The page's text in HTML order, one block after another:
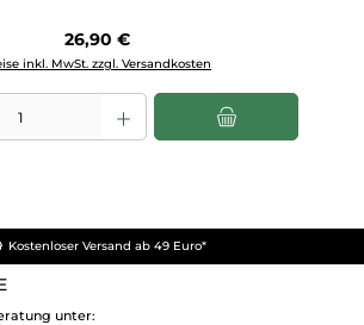
Regulärer Preis:
26,90 €
inkl. MwSt. zzgl. Versandkosten
Gib den gewünschten Wert ein oder benutze die
Kostenloser Versand ab 49 Euro*
unter: